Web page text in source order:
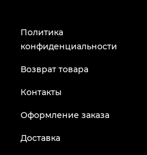
Политика
конфиденциальности
Возврат товара
Контакты
Оформление заказа
Доставка